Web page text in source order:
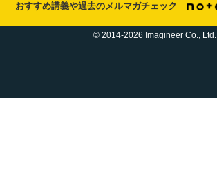
おすすめ講義や過去のメルマガチェック
© 2014-2026 Imagineer Co., Ltd.